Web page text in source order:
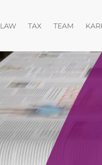
LAWMenü öffnen
TAX TEAM